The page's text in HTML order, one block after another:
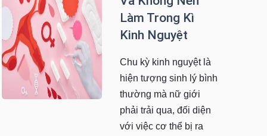
Làm Trong Kì
Kinh Nguyệt
Chu kỳ kinh nguyệt là
hiện tượng sinh lý bình
thường mà nữ giới
phải trải qua, đối diện
với việc cơ thể bị ra